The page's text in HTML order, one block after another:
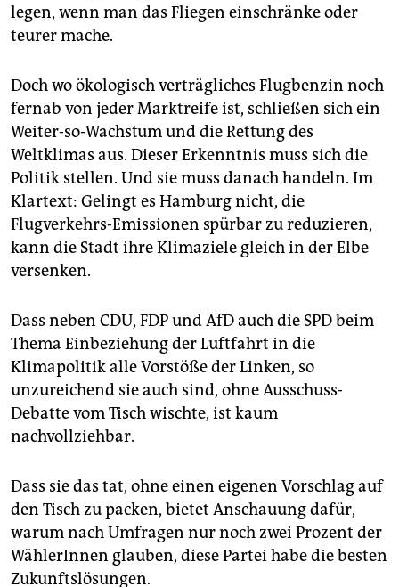
legen, wenn man das Fliegen einschränke oder
teurer mache.
Doch wo ökologisch verträgliches Flugbenzin noch
fernab von jeder Marktreife ist, schließen sich ein
Weiter-so-Wachstum und die Rettung des
Weltklimas aus. Dieser Erkenntnis muss sich die
Politik stellen. Und sie muss danach handeln. Im
Klartext: Gelingt es Hamburg nicht, die
Flugverkehrs-Emissionen spürbar zu reduzieren,
kann die Stadt ihre Klimaziele gleich in der Elbe
versenken.
Dass neben CDU, FDP und AfD auch die SPD beim
Thema Einbeziehung der Luftfahrt in die
Klimapolitik alle Vorstöße der Linken, so
unzureichend sie auch sind, ohne Ausschuss-
Debatte vom Tisch wischte, ist kaum
nachvollziehbar.
Dass sie das tat, ohne einen eigenen Vorschlag auf
den Tisch zu packen, bietet Anschauung dafür,
warum nach Umfragen nur noch zwei Prozent der
WählerInnen glauben, diese Partei habe die besten
Zukunftslösungen.